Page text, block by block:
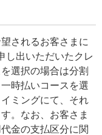
されるお客さまに
し出いただいたクレ
選択の場合は分割
時払いコースを選
ミングにて、それ
。なお、お客さま
金の支払区分に関